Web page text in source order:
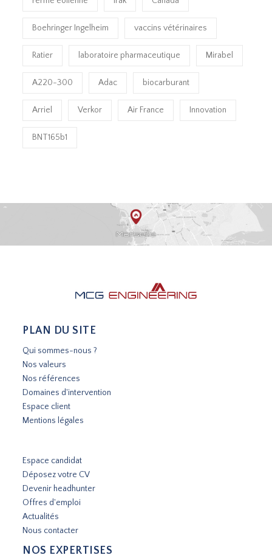
Boehringer Ingelheim vaccins vétérinaires
Ratier laboratoire pharmaceutique Mirabel
A220-300 Adac biocarburant
Arriel Verkor Air France Innovation
BNT165b1
PLAN DU SITE
Qui sommes-nous ?
Nos valeurs
Nos références
Domaines d'intervention
Espace client
Mentions légales
Espace candidat
Déposez votre CV
Devenir headhunter
Offres d'emploi
Actualités
Nous contacter
NOS EXPERTISES